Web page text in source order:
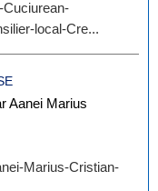
Cuciurean-
local-Cre...
Aanei Marius
Marius-Cristian-